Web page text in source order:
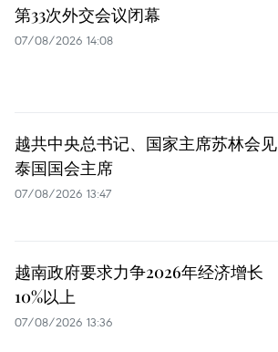
第33次外交会议闭幕
07/08/2026 14:08
越共中央总书记、国家主席苏林会见
泰国国会主席
07/08/2026 13:47
越南政府要求力争2026年经济增长
10%以上
07/08/2026 13:36